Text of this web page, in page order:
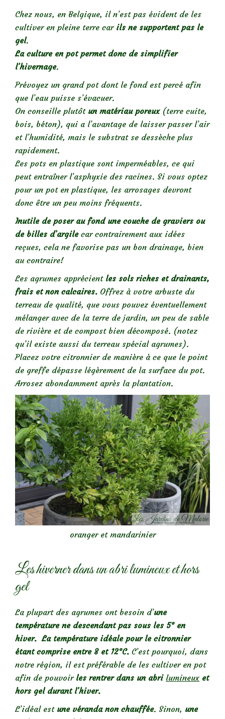
Chez nous, en Belgique, il n’est pas évident de les
cultiver en pleine terre car ils ne supportent pas le
gel.
La culture en pot permet donc de simplifier
l’hivernage.
Prévoyez un grand pot dont le fond est percé afin
que l’eau puisse s’évacuer.
On conseille plutôt un matériau poreux(terre cuite,
bois, béton), qui a l’avantage de laisser passer l’air
et l’humidité, mais le substrat se dessèche plus
rapidement.
Les pots en plastique sont imperméables, ce qui
peut entraîner l’asphyxie des racines. Si vous optez
pour un pot en plastique, les arrosages devront
donc être un peu moins fréquents.
Inutile de poser au fond une couche de graviers ou
de billes d’argilecar contrairement aux idées
reçues, cela ne favorise pas un bon drainage, bien
au contraire!
Les agrumes apprécient les sols riches et drainants,
frais et non calcaires. Offrez à votre arbuste du
terreau de qualité, que vous pouvez éventuellement
mélanger avec de la terre de jardin, un peu de sable
de rivière et de compost bien décomposé. (notez
qu’il existe aussi du terreau spécial agrumes).
Placez votre citronnier de manière à ce que le point
de greffe dépasse légèrement de la surface du pot.
Arrosez abondamment après la plantation.
oranger et mandarinier
Les hiverner dans un abri lumineux et hors
gel
La plupart des agrumes ont besoin d’une
température ne descendant pas sous les 5° en
hiver. La température idéale pour le citronnier
étant comprise entre 8 et 12°C. C’est pourquoi, dans
notre région, il est préférable de les cultiver en pot
afin de pouvoir les rentrer dans un abri lumineuxet
hors gel durant l’hiver.
L’idéal estune véranda non chauffée. Sinon, une